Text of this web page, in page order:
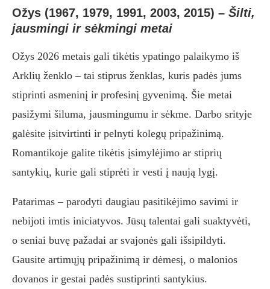
Ožys (1967, 1979, 1991, 2003, 2015) – Šilti,
jausmingi ir sėkmingi metai
Ožys 2026 metais gali tikėtis ypatingo palaikymo iš
Arklių ženklo – tai stiprus ženklas, kuris padės jums
stiprinti asmeninį ir profesinį gyvenimą. Šie metai
pasižymi šiluma, jausmingumu ir sėkme. Darbo srityje
galėsite įsitvirtinti ir pelnyti kolegų pripažinimą.
Romantikoje galite tikėtis įsimylėjimo ar stiprių
santykių, kurie gali stiprėti ir vesti į naują lygį.
Patarimas – parodyti daugiau pasitikėjimo savimi ir
nebijoti imtis iniciatyvos. Jūsų talentai gali suaktyvėti,
o seniai buvę pažadai ar svajonės gali išsipildyti.
Gausite artimųjų pripažinimą ir dėmesį, o malonios
dovanos ir gestai padės sustiprinti santykius.